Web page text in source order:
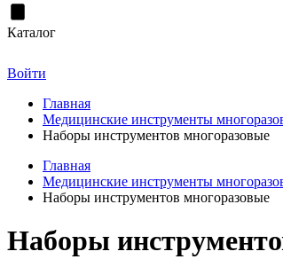
Каталог
Войти
Главная
Медицинские инструменты
Наборы инструментов многоразовые
Главная
Медицинские инструменты
Наборы инструментов многоразовые
Наборы